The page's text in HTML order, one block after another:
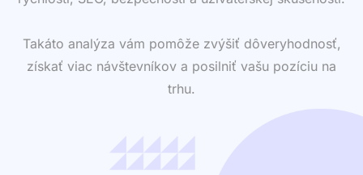
Takáto analýza vám pomôže zvýšiť dôveryhodnosť,
získať viac návštevníkov a posilniť vašu pozíciu na
trhu.